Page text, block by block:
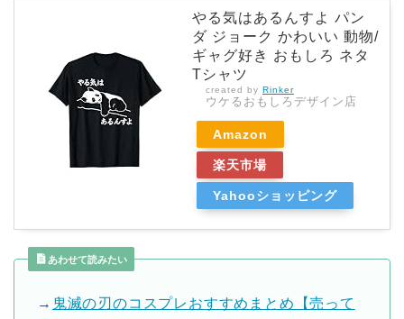
やる気はあるんすよ パン
ダ ジョーク かわいい 動物/
ギャグ好き おもしろ ネタ
Tシャツ
created by Rinker
ウケるおもしろデザイン店
Amazon
楽天市場
Yahooショッピング
あわせて読みたい
→ 鬼滅の刃のコスプレおすすめまとめ【売って